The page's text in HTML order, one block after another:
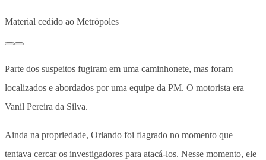
Material cedido ao Metrópoles
Parte dos suspeitos fugiram em uma caminhonete, mas foram
localizados e abordados por uma equipe da PM. O motorista era
Vanil Pereira da Silva.
Ainda na propriedade, Orlando foi flagrado no momento que
tentava cercar os investigadores para atacá-los. Nesse momento, ele